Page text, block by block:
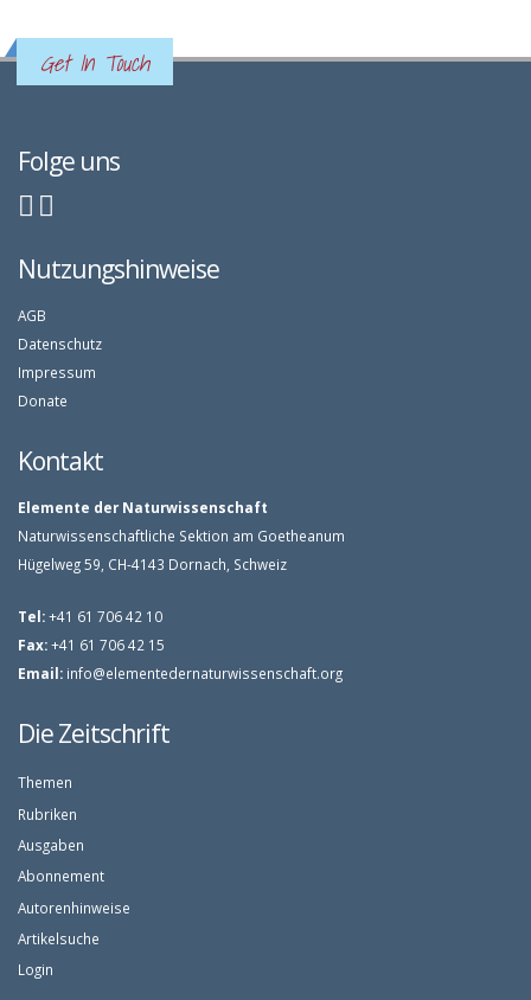
Get In Touch
Folge uns
Nutzungshinweise
AGB
Datenschutz
Impressum
Donate
Kontakt
Elemente der Naturwissenschaft
Naturwissenschaftliche Sektion am Goetheanum
Hügelweg 59, CH-4143 Dornach, Schweiz
Tel:+41 61 706 42 10
Fax:+41 61 706 42 15
Email: info@elementedernaturwissenschaft.org
Die Zeitschrift
Themen
Rubriken
Ausgaben
Abonnement
Autorenhinweise
Artikelsuche
Login